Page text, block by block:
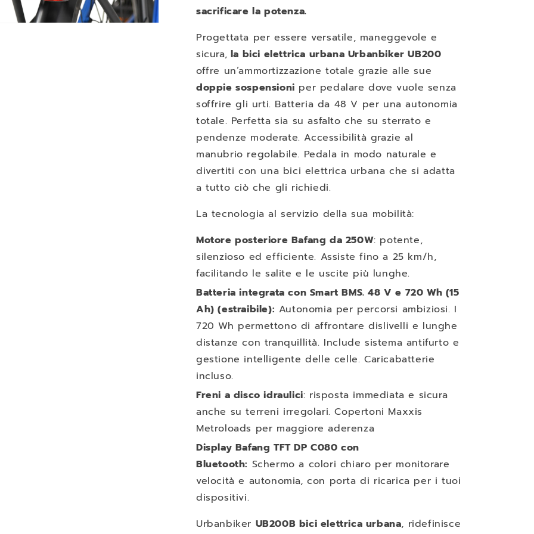
sacrificare la potenza.
Progettata per essere versatile, maneggevole e
sicura, la bici elettrica urbana Urbanbiker UB200
offre un’ammortizzazione totale grazie alle sue
doppie sospensioni per pedalare dove vuole senza
soffrire gli urti. Batteria da 48 V per una autonomia
totale. Perfetta sia su asfalto che su sterrato e
pendenze moderate. Accessibilità grazie al
manubrio regolabile. Pedala in modo naturale e
divertiti con una bici elettrica urbana che si adatta
a tutto ciò che gli richiedi.
La tecnologia al servizio della sua mobilità:
Motore posteriore Bafang da 250W: potente,
silenzioso ed efficiente. Assiste fino a 25 km/h,
facilitando le salite e le uscite più lunghe.
Batteria integrata con Smart BMS. 48 V e 720 Wh (15
Ah) (estraibile): Autonomia per percorsi ambiziosi. I
720 Wh permettono di affrontare dislivelli e lunghe
distanze con tranquillità. Include sistema antifurto e
gestione intelligente delle celle. Caricabatterie
incluso.
Freni a disco idraulici: risposta immediata e sicura
anche su terreni irregolari. Copertoni Maxxis
Metroloads per maggiore aderenza
Display Bafang TFT DP C080 con
Bluetooth: Schermo a colori chiaro per monitorare
velocità e autonomia, con porta di ricarica per i tuoi
dispositivi.
Urbanbiker UB200B bici elettrica urbana, ridefinisce